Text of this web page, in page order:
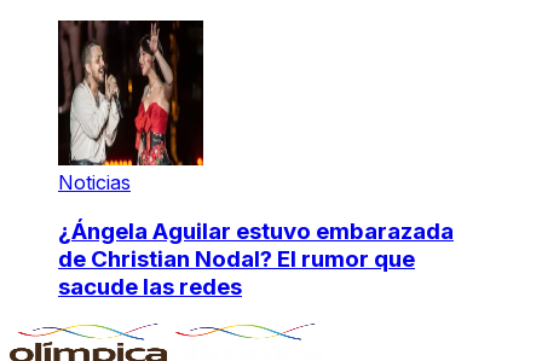
Noticias
¿Ángela Aguilar estuvo embarazada
de Christian Nodal? El rumor que
sacude las redes